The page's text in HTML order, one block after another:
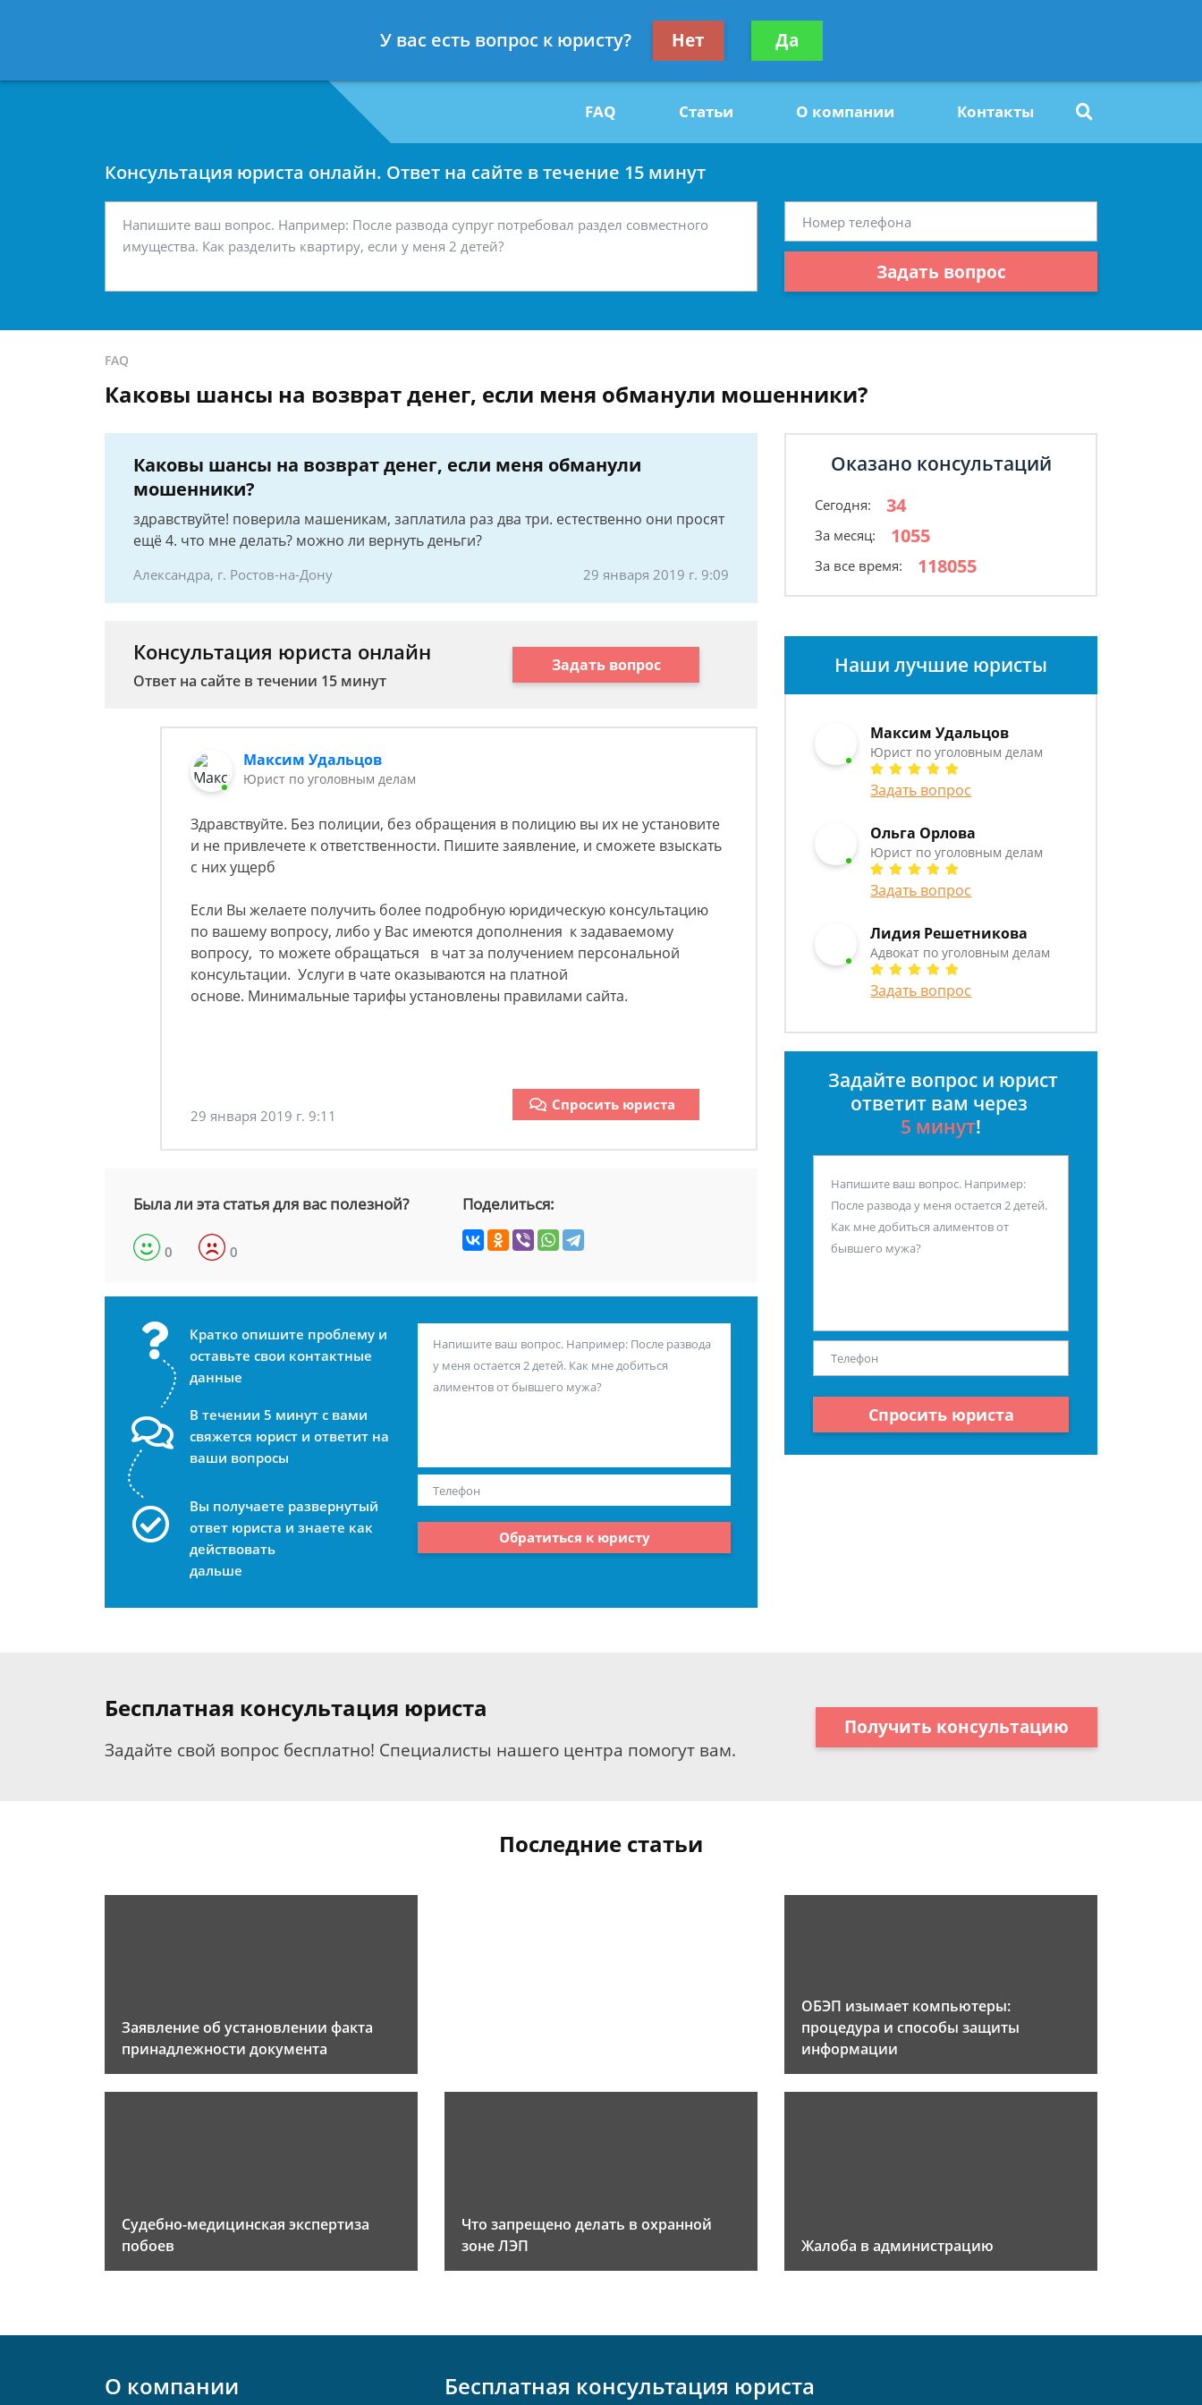
7 812 467-34-29
Получите консультацию
бесплатно
FAQ Статьи О компании Контакты
Консультация юриста онлайн. Ответ на сайте в течение 15 минут
Задать вопрос
FAQ
Каковы шансы на возврат денег, если меня обманули мошенники?
Каковы шансы на возврат денег, если меня обманули
мошенники?
здравствуйте! поверила машеникам, заплатила раз два три. естественно они просят
ещё 4. что мне делать? можно ли вернуть деньги?
Александра, г. Ростов-на-Дону 29 января 2019 г. 9:09
Консультация юриста онлайн
Ответ на сайте в течении 15 минут
Задать вопрос
Максим Удальцов
Юрист по уголовным делам
Здравствуйте. Без полиции, без обращения в полицию вы их не установите
и не привлечете к ответственности. Пишите заявление, и сможете взыскать
с них ущерб
Если Вы желаете получить более подробную юридическую консультацию
по вашему вопросу, либо у Вас имеются дополнения к задаваемому
вопросу, то можете обращаться в чат за получением персональной
консультации. Услуги в чате оказываются на платной
основе. Минимальные тарифы установлены правилами сайта.
29 января 2019 г. 9:11
Спросить юриста
Была ли эта статья для вас полезной?
0 0
Поделиться:
Кратко опишите проблему и
оставьте свои контактные
данные
В течении 5 минут с вами
свяжется юрист и ответит на
ваши вопросы
Вы получаете развернутый
ответ юриста и знаете как
действовать
дальше
Обратиться к юристу
Оказано консультаций
Сегодня: 34
За месяц: 1055
За все время: 118055
Наши лучшие юристы
Максим Удальцов
Юрист по уголовным делам
Задать вопрос
Ольга Орлова
Юрист по уголовным делам
Задать вопрос
Лидия Решетникова
Адвокат по уголовным делам
Задать вопрос
Задайте вопрос и юрист
ответит вам через
5 минут!
Спросить юриста
Бесплатная консультация юриста
Задайте свой вопрос бесплатно! Специалисты нашего центра помогут вам.
Получить консультацию
Последние статьи
Заявление об установлении факта
принадлежности документа
ОБЭП изымает компьютеры:
процедура и способы защиты
информации
Судебно-медицинская экспертиза
побоев
Что запрещено делать в охранной
зоне ЛЭП
Жалоба в администрацию
О компании Бесплатная консультация юриста
У вас есть вопрос к юристу? Нет Да